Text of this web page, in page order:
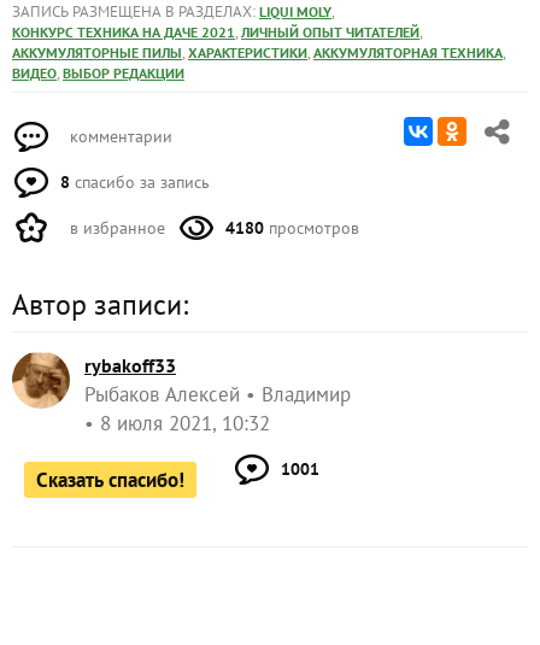
ЗАПИСЬ РАЗМЕЩЕНА В РАЗДЕЛАХ: LIQUI MOLY,
КОНКУРС ТЕХНИКА НА ДАЧЕ 2021, ЛИЧНЫЙ ОПЫТ ЧИТАТЕЛЕЙ,
АККУМУЛЯТОРНЫЕ ПИЛЫ, ХАРАКТЕРИСТИКИ, АККУМУЛЯТОРНАЯ ТЕХНИКА,
ВИДЕО, ВЫБОР РЕДАКЦИИ
комментарии
8 спасибо за запись
в избранное 4180 просмотров
Автор записи:
rybakoff33
Рыбаков Алексей
Владимир
8 июля 2021, 10:32
Сказать спасибо! 1001